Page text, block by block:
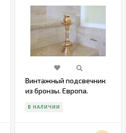
Винтажный подсвечник
из бронзы. Европа.
В НАЛИЧИИ